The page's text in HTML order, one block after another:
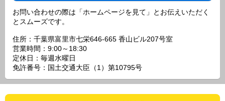
お問い合わせの際は「ホームページを見て」とお伝えいただく
とスムーズです。
住所：千葉県富里市七栄646-665 香山ビル207号室
営業時間：9:00～18:30
定休日：毎週水曜日
免許番号：国土交通大臣（1）第10795号